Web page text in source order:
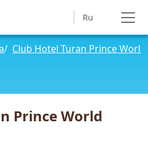
Ru
/ Club Hotel Turan Prince World
Prince World